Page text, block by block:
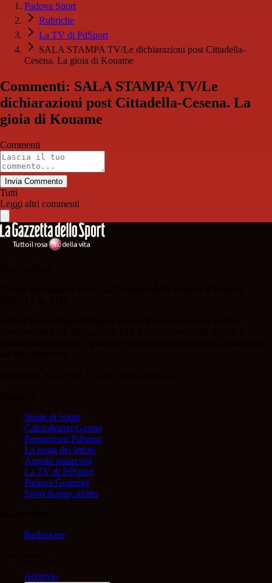
Padova Sport
Rubriche
La TV di PdSport
SALA STAMPA TV/Le dichiarazioni post Cittadella-
Cesena. La gioia di Kouame
Commenti: SALA STAMPA TV/Le
dichiarazioni post Cittadella-Cesena. La
gioia di Kouame
Commenti
Invia Commento
Tutti
Leggi altri commenti
Storie di Sport
Calcio&amp;Gossip
Promozioni PdSport
La posta dei lettori
Angolo amarcord
La TV di PdSport
Padova Gourmet
Sport &amp; diritto
Redazione
Archivio